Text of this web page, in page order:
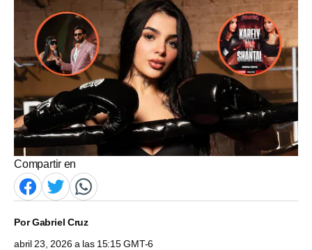
Compartir en
PorGabriel Cruz
abril 23, 2026 a las 15:15 GMT-6